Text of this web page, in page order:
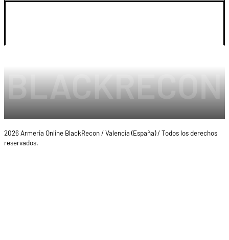
2026 Armeria Online BlackRecon / Valencia (España) / Todos los derechos
reservados.